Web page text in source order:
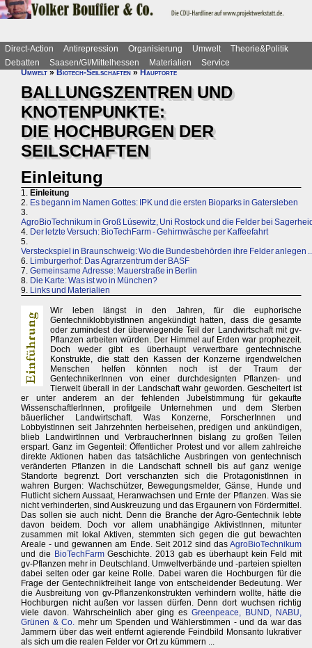
Direct-Action Antirepression Organisierung Umwelt
Theorie&Politik
Debatten
Saasen/GI/Mittelhessen Materialien
Service
Umwelt»Biotech-Seilschaften»Hauptorte
BALLUNGSZENTREN UND
KNOTENPUNKTE:
DIE HOCHBURGEN DER
SEILSCHAFTEN
Einleitung
1. Einleitung
2. Es begann im Namen Gottes: IPK und die ersten Bioparks in Gatersleben
3.
AgroBioTechnikum in Groß Lüsewitz, Uni Rostock und die Felder bei
4. Der letzte Versuch: BioTechFarm - Gehirnwäsche per Kaffeefahrt
5.
Versteckspiel in Braunschweig: Wo die Bundesbehörden ihre Felder anlegen
6. Limburgerhof: Das Agrarzentrum der BASF
7. Gemeinsame Adresse: Mauerstraße in Berlin
8. Die Karte: Was ist wo in München?
9. Links und Materialien
Wir leben längst in den Jahren, für die euphorische
GentechniklobbyistInnen angekündigt hatten, dass die gesamte
oder zumindest der überwiegende Teil der Landwirtschaft mit gv-
Pflanzen arbeiten würden. Der Himmel auf Erden war prophezeit.
Doch weder gibt es überhaupt verwertbare gentechnische
Konstrukte, die statt den Kassen der Konzerne irgendwelchen
Menschen helfen könnten noch ist der Traum der
GentechnikerInnen von einer durchdesignten Pflanzen- und
Tierwelt überall in der Landschaft wahr geworden. Gescheitert ist
er unter anderem an der fehlenden Jubelstimmung für gekaufte
WissenschaftlerInnen, profitgeile Unternehmen und dem Sterben
bäuerlicher Landwirtschaft. Was Konzerne, ForscherInnen und
LobbyistInnen seit Jahrzehnten herbeisehen, predigen und ankündigen,
blieb LandwirtInnen und VerbraucherInnen bislang zu großen Teilen
erspart. Ganz im Gegenteil: Öffentlicher Protest und vor allem zahlreiche
direkte Aktionen haben das tatsächliche Ausbringen von gentechnisch
veränderten Pflanzen in die Landschaft schnell bis auf ganz wenige
Standorte begrenzt. Dort verschanzten sich die ProtagonistInnen in
wahren Burgen: Wachschützer, Bewegungsmelder, Gänse, Hunde und
Flutlicht sichern Aussaat, Heranwachsen und Ernte der Pflanzen. Was sie
nicht verhinderten, sind Auskreuzung und das Ergaunern von Fördermittel.
Das sollen sie auch nicht. Denn die Branche der Agro-Gentechnik lebte
davon beidem. Doch vor allem unabhängige AktivistInnen, mitunter
zusammen mit lokal Aktiven, stemmten sich gegen die gut bewachten
Areale - und gewannen am Ende. Seit 2012 sind dasAgroBioTechnikum
und die BioTechFarmGeschichte. 2013 gab es überhaupt kein Feld mit
gv-Pflanzen mehr in Deutschland. Umweltverbände und -parteien spielten
dabei selten oder gar keine Rolle. Dabei waren die Hochburgen für die
Frage der Gentechnikfreiheit lange von entscheidender Bedeutung. Wer
die Ausbreitung von gv-Pflanzenkonstrukten verhindern wollte, hätte die
Hochburgen nicht außen vor lassen dürfen. Denn dort wuchsen richtig
viele davon. Wahrscheinlich aber ging esGreenpeace, BUND, NABU,
Grünen & Co. mehr um Spenden und Wählerstimmen - und da war das
Jammern über das weit entfernt agierende Feindbild Monsanto lukrativer
als sich um die realen Felder vor Ort zu kümmern ...